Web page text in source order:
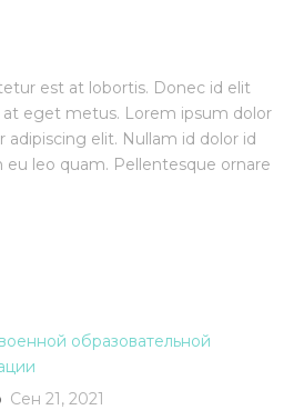
est at lobortis. Donec id elit
at eget metus. Lorem ipsum dolor
elit. Nullam id dolor id
eu leo quam. Pellentesque ornare
образовательной
Сен 21, 2021